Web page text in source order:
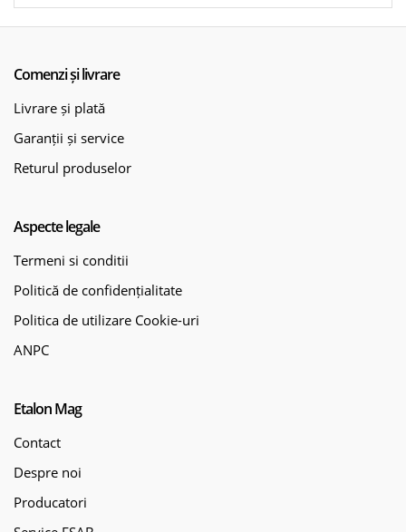
Comenzi și livrare
Livrare și plată
Garanții și service
Returul produselor
Aspecte legale
Termeni si conditii
Politică de confidențialitate
Politica de utilizare Cookie-uri
ANPC
Etalon Mag
Contact
Despre noi
Producatori